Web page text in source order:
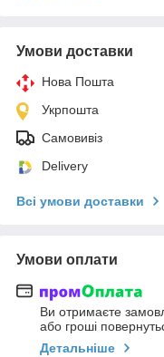
Умови доставки
Нова Пошта
Укрпошта
Самовивіз
Delivery
Всі умови доставки
Умови оплати
Ви отримаєте
або гроші
Детальніше